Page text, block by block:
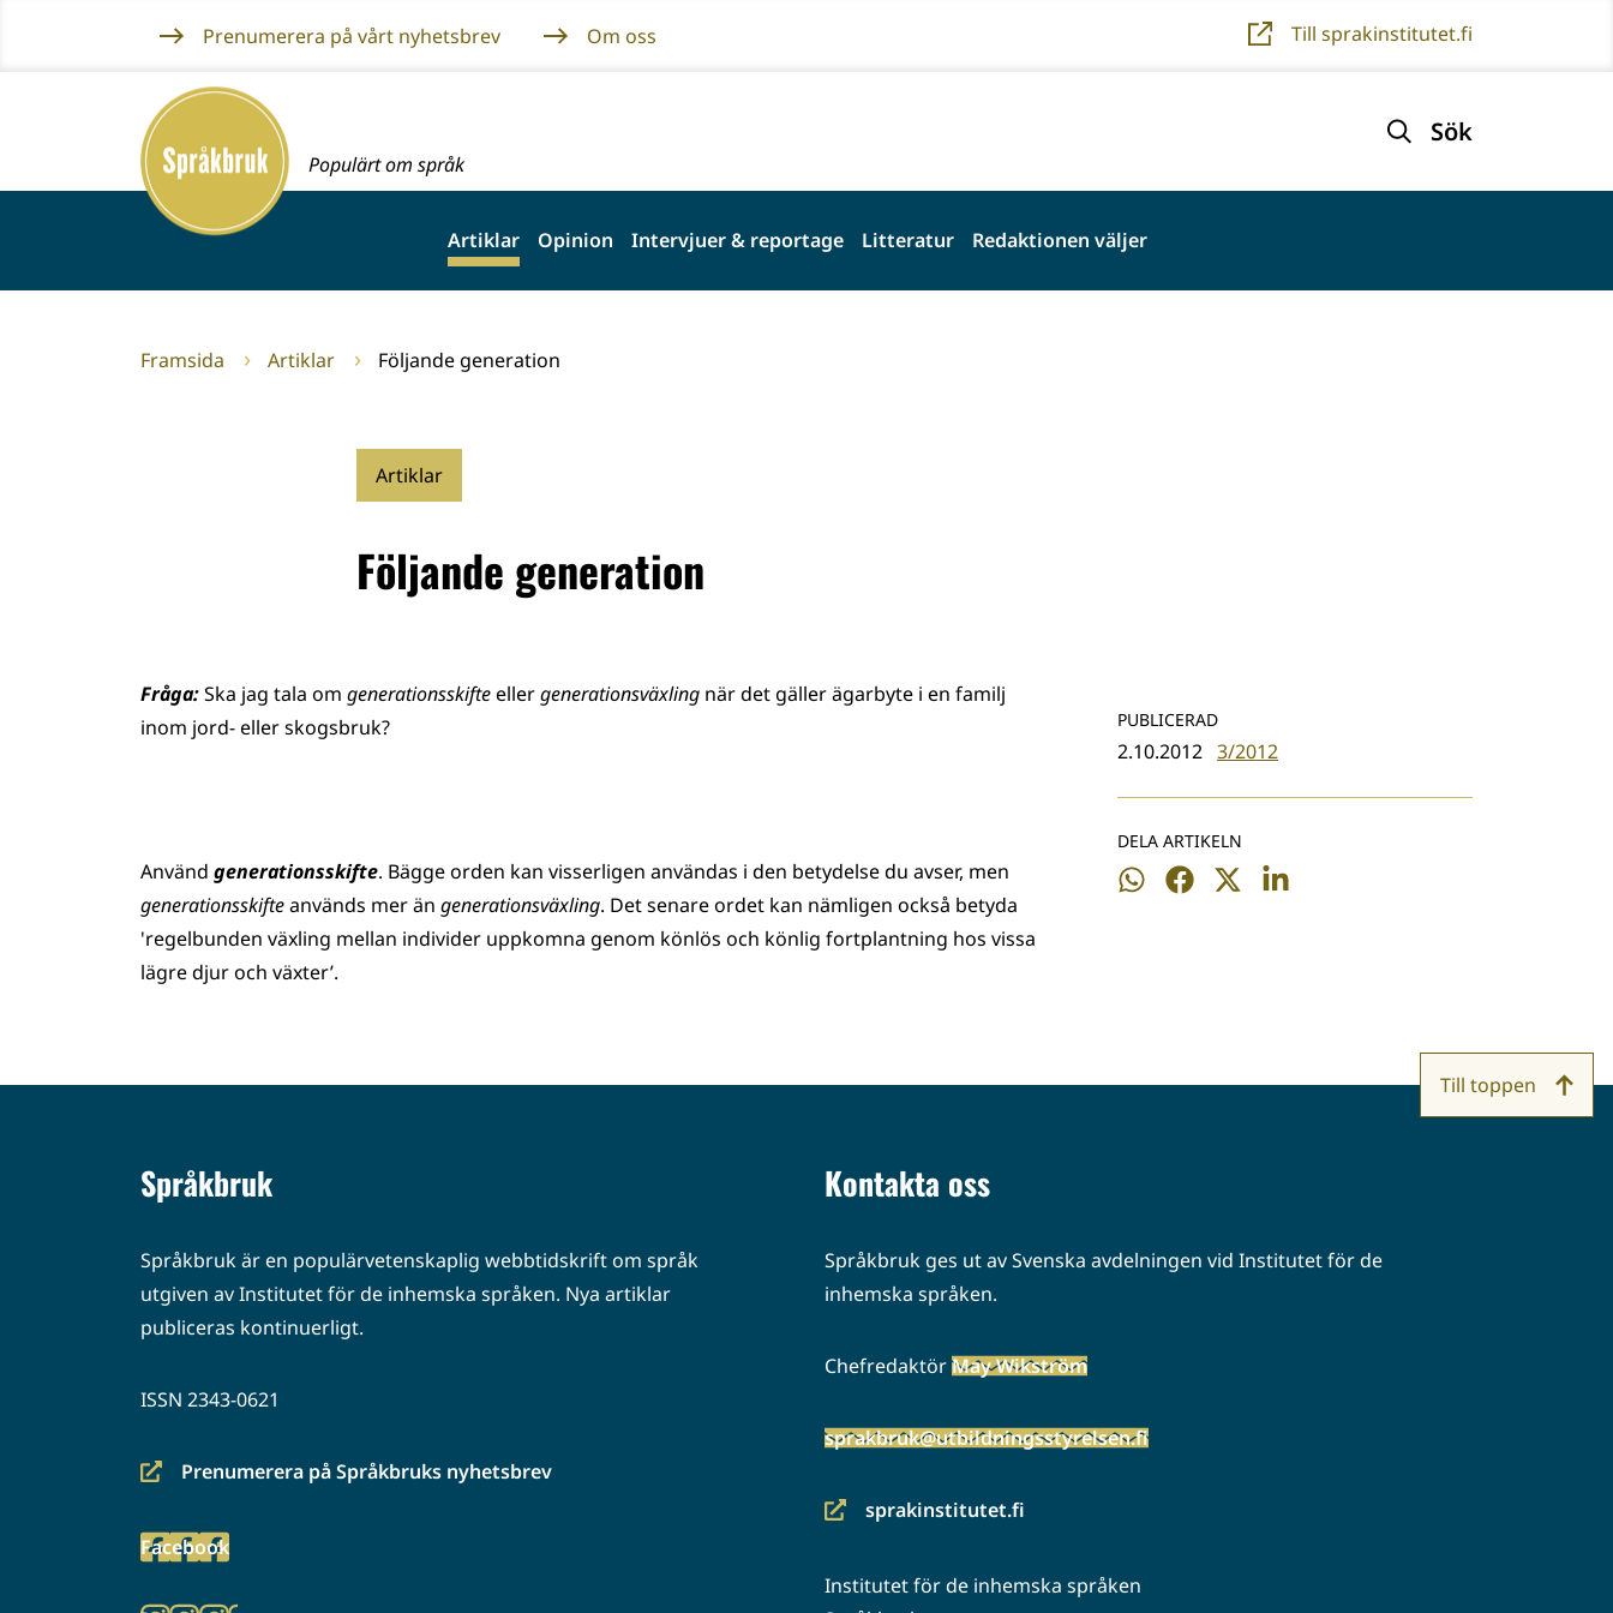
innehållet
Prenumerera på vårt nyhetsbrev Om oss Till sprakinstitutet.fi
Framsida
Populärt om språk
Sök
Artiklar Opinion Intervjuer & reportage Litteratur Redaktionen väljer
Framsida Artiklar Följande generation
Artiklar
Följande generation
PUBLICERAD
2.10.2012 3/2012
DELA ARTIKELN
Dela
Dela
Dela
Dela
Fråga:Ska jag tala om generationsskifteellergenerationsväxling när det gäller ägarbyte i en familj
inom jord- eller skogsbruk?
Använd generationsskifte. Bägge orden kan visserligen användas i den betydelse du avser, men
generationsskifteanvänds mer än generationsväxling. Det senare ordet kan nämligen också betyda
'regelbunden växling mellan individer uppkomna genom könlös och könlig fortplantning hos vissa
lägre djur och växter’.
Språkbruk
Språkbruk är en populärvetenskaplig webbtidskrift om språk
utgiven av Institutet för de inhemska språken. Nya artiklar
publiceras kontinuerligt.
ISSN 2343-0621
Prenumerera på Språkbruks nyhetsbrev
(siirryt
palveluun)
Facebook
(siirryt
Kontakta oss
Språkbruk ges ut av Svenska avdelningen vid Institutet för de
inhemska språken.
ChefredaktörMay Wikström
sprakbruk@utbildningsstyrelsen.fi
sprakinstitutet.fi
(siirryt
palveluun)
Institutet för de inhemska språken
Till toppen